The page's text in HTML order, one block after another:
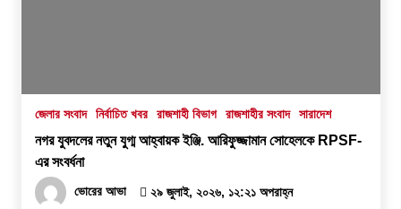
জেলার সংবাদ নির্বাচিত খবর রাজশাহী বিভাগ রাজশাহীর সংবাদ সারাদেশ
নগর যুবদলের নতুন যুগ্ম আহ্বায়ক ইঞ্জি. আরিফুজ্জামান সোহেলকে RPSF-
এর সংবর্ধনা
ভোরের আভা ২৯ জুলাই, ২০২৬, ১২:২১ অপরাহ্ন